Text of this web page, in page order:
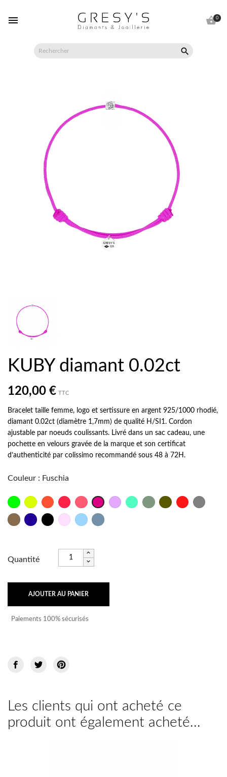
 0

KUBY diamant 0.02ct
120,00 € TTC
Bracelet taille femme, logo et sertissure en argent 925/1000 rhodié,
diamant 0.02ct (diamètre 1,7mm) de qualité H/SI1. Cordon
ajustable par noeuds coulissants. Livré dans un sac cadeau, une
pochette en velours gravée de la marque et son certificat
d’authenticité par colissimo recommandé sous 48 à 72H.
Couleur : Fuschia
Vert
Fluo
Jaune
Fluo
Orange
Fluo
Corail
Fluo
Bubble
Fluo
FuschiaLilas
Vert
d'eau
Kaki
Grey
Kaki RougeTitane
TaupeBleu
Azur
Noir
Rose
bébé
Bleu
bébé
Bleu
Pétrole
Quantité
AJOUTER AU PANIER
Paiements 100% sécurisés
Les clients qui ont acheté ce
produit ont également acheté...